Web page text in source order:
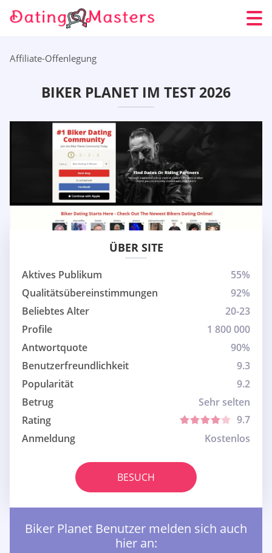
Affiliate-Offenlegung
BIKER PLANET IM TEST 2026
ÜBER SITE
Aktives Publikum
55%
Qualitätsübereinstimmungen
92%
Beliebtes Alter
20-23
Profile
1 800 000
Antwortquote
90%
Benutzerfreundlichkeit
9.3
Popularität
9.2
Betrug
Sehr selten
Rating
9.7
Anmeldung
Kostenlos
BESUCH
Biker Planet Benutzer melden sich auch
hier an: